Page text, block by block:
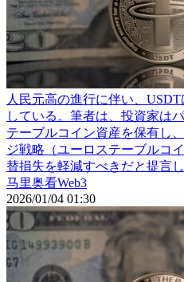
人民元高の進行に伴い、
している。筆者は、投資家は
テーブルコイン資産を保有し
ジ戦略（ユーロステーブルコ
替損失を軽減すべきだと提言し
马里奥看Web3
2026/01/04 01:30